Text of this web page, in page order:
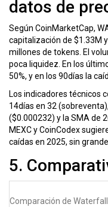
datos de
Según CoinMarketCap,
capitalización de $1.33M
millones de tokens. El
poca liquidez. En los
50%, y en los 90días la
Los indicadores técnicos
14días en 32
($0.000232) y la SMA de
MEXC y CoinCodex
caídas en 2025, sin
5.
Comparación de